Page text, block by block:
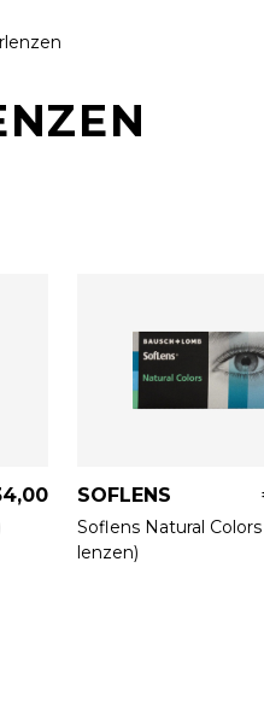
SOFLENS
Soflens Natural
lenzen)